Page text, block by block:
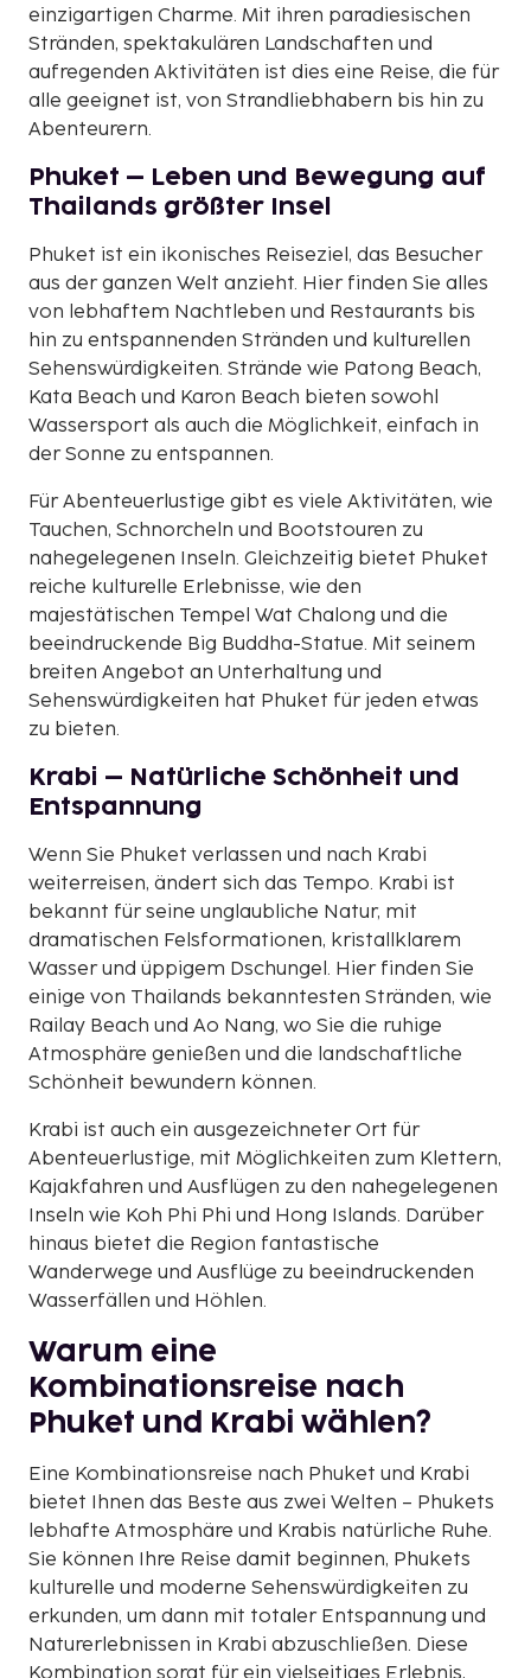
einzigartigen Charme. Mit ihren paradiesischen
Stränden, spektakulären Landschaften und
aufregenden Aktivitäten ist dies eine Reise, die für
alle geeignet ist, von Strandliebhabern bis hin zu
Abenteurern.
Phuket – Leben und Bewegung auf
Thailands größter Insel
Phuket ist ein ikonisches Reiseziel, das Besucher
aus der ganzen Welt anzieht. Hier finden Sie alles
von lebhaftem Nachtleben und Restaurants bis
hin zu entspannenden Stränden und kulturellen
Sehenswürdigkeiten. Strände wie Patong Beach,
Kata Beach und Karon Beach bieten sowohl
Wassersport als auch die Möglichkeit, einfach in
der Sonne zu entspannen.
Für Abenteuerlustige gibt es viele Aktivitäten, wie
Tauchen, Schnorcheln und Bootstouren zu
nahegelegenen Inseln. Gleichzeitig bietet Phuket
reiche kulturelle Erlebnisse, wie den
majestätischen Tempel Wat Chalong und die
beeindruckende Big Buddha-Statue. Mit seinem
breiten Angebot an Unterhaltung und
Sehenswürdigkeiten hat Phuket für jeden etwas
zu bieten.
Krabi – Natürliche Schönheit und
Entspannung
Wenn Sie Phuket verlassen und nach Krabi
weiterreisen, ändert sich das Tempo. Krabi ist
bekannt für seine unglaubliche Natur, mit
dramatischen Felsformationen, kristallklarem
Wasser und üppigem Dschungel. Hier finden Sie
einige von Thailands bekanntesten Stränden, wie
Railay Beach und Ao Nang, wo Sie die ruhige
Atmosphäre genießen und die landschaftliche
Schönheit bewundern können.
Krabi ist auch ein ausgezeichneter Ort für
Abenteuerlustige, mit Möglichkeiten zum Klettern,
Kajakfahren und Ausflügen zu den nahegelegenen
Inseln wie Koh Phi Phi und Hong Islands. Darüber
hinaus bietet die Region fantastische
Wanderwege und Ausflüge zu beeindruckenden
Wasserfällen und Höhlen.
Warum eine
Kombinationsreise nach
Phuket und Krabi wählen?
Eine Kombinationsreise nach Phuket und Krabi
bietet Ihnen das Beste aus zwei Welten – Phukets
lebhafte Atmosphäre und Krabis natürliche Ruhe.
Sie können Ihre Reise damit beginnen, Phukets
kulturelle und moderne Sehenswürdigkeiten zu
erkunden, um dann mit totaler Entspannung und
Naturerlebnissen in Krabi abzuschließen. Diese